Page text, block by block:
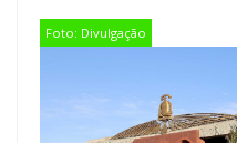
Foto: Divulgação